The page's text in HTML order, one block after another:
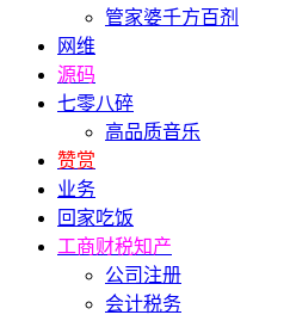
管家婆千方百剂
网维
源码
七零八碎
高品质音乐
赞赏
业务
回家吃饭
工商财税知产
公司注册
会计税务